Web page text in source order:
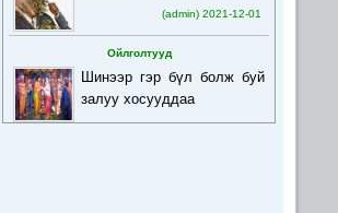
(admin) 2021-12-01
Ойлголтууд
Шинээр гэр бүл болж буй
залуу хосууддаа
(admin) 2021-12-01